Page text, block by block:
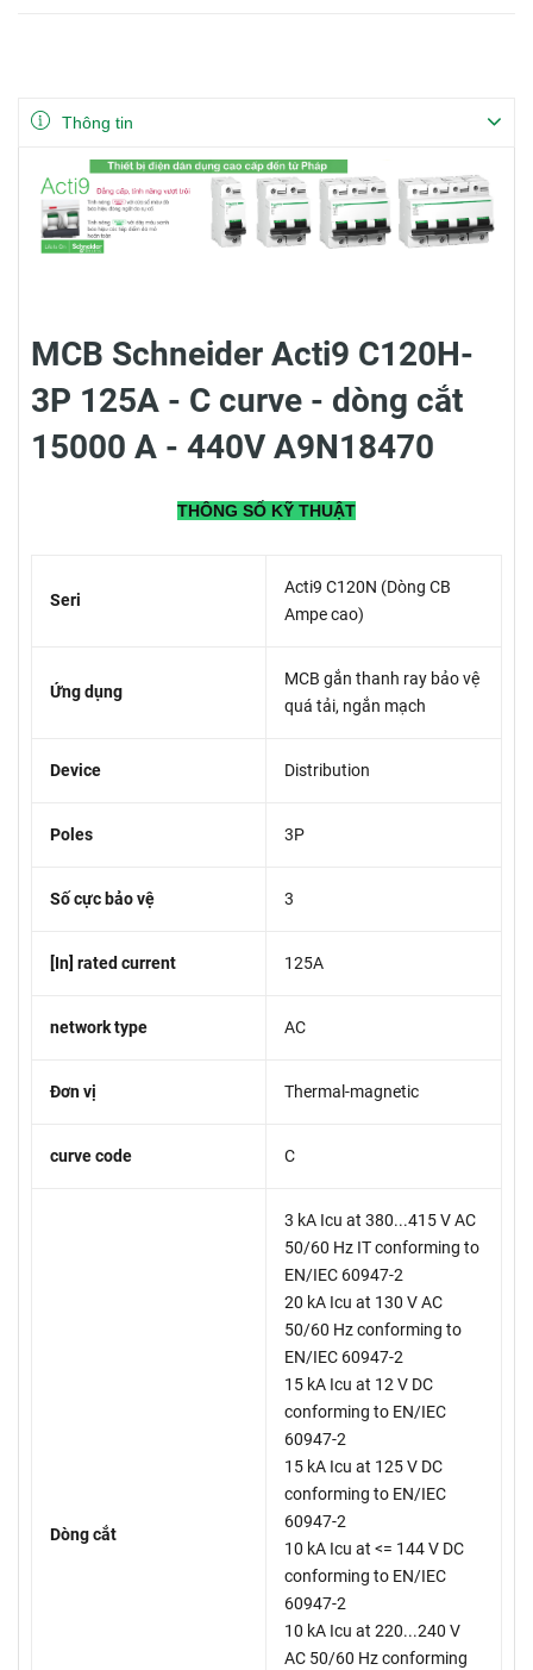
Thông tin
MCB Schneider Acti9 C120H-
3P 125A - C curve - dòng cắt
15000 A - 440V A9N18470
THÔNG SỐ KỸ THUẬT
Seri
Acti9 C120N (Dòng CB
Ampe cao)
Ứng dụng
MCB gắn thanh ray bảo vệ
quá tải, ngắn mạch
Device Distribution
Poles 3P
Số cực bảo vệ 3
[In] rated current 125A
network type AC
Đơn vị Thermal-magnetic
curve code C
Dòng cắt
3 kA Icu at 380...415 V AC
50/60 Hz IT conforming to
EN/IEC 60947-2
20 kA Icu at 130 V AC
50/60 Hz conforming to
EN/IEC 60947-2
15 kA Icu at 12 V DC
conforming to EN/IEC
60947-2
15 kA Icu at 125 V DC
conforming to EN/IEC
60947-2
10 kA Icu at <= 144 V DC
conforming to EN/IEC
60947-2
10 kA Icu at 220...240 V
AC 50/60 Hz conforming